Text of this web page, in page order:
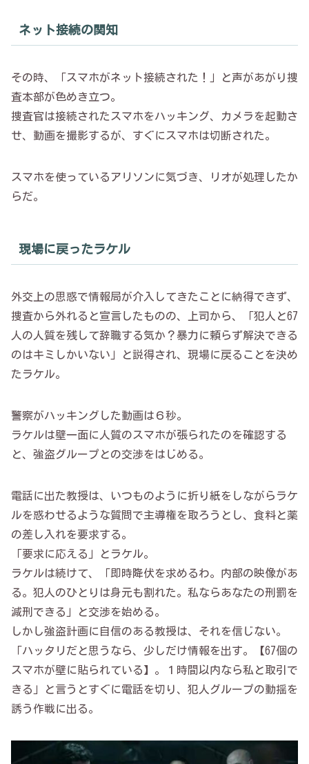
ネット接続の関知
その時、「スマホがネット接続された！」と声があがり捜
査本部が色めき立つ。
捜査官は接続されたスマホをハッキング、カメラを起動さ
せ、動画を撮影するが、すぐにスマホは切断された。
スマホを使っているアリソンに気づき、リオが処理したか
らだ。
現場に戻ったラケル
外交上の思惑で情報局が介入してきたことに納得できず、
捜査から外れると宣言したものの、上司から、「犯人と67
人の人質を残して辞職する気か？暴力に頼らず解決できる
のはキミしかいない」と説得され、現場に戻ることを決め
たラケル。
警察がハッキングした動画は６秒。
ラケルは壁一面に人質のスマホが張られたのを確認する
と、強盗グループとの交渉をはじめる。
電話に出た教授は、いつものように折り紙をしながらラケ
ルを惑わせるような質問で主導権を取ろうとし、食料と薬
の差し入れを要求する。
「要求に応える」とラケル。
ラケルは続けて、「即時降伏を求めるわ。内部の映像があ
る。犯人のひとりは身元も割れた。私ならあなたの刑罰を
減刑できる」と交渉を始める。
しかし強盗計画に自信のある教授は、それを信じない。
「ハッタリだと思うなら、少しだけ情報を出す。【67個の
スマホが壁に貼られている】。１時間以内なら私と取引で
きる」と言うとすぐに電話を切り、犯人グループの動揺を
誘う作戦に出る。